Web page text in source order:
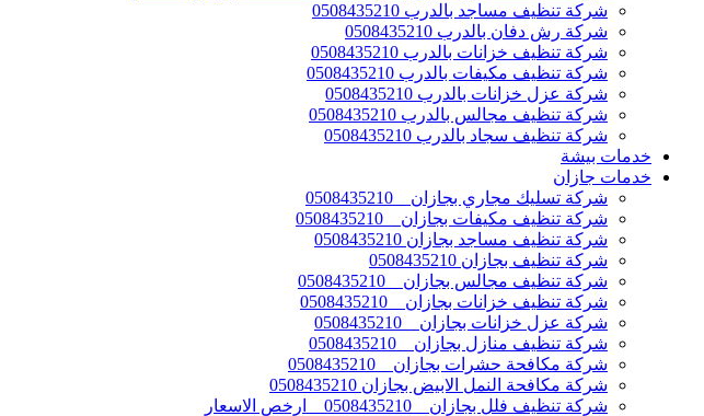
شركة تنظيف مساجد بالدرب 0508435210
شركة رش دفان بالدرب 0508435210
شركة تنظيف خزانات بالدرب 0508435210
شركة تنظيف مكيفات بالدرب 0508435210
شركة عزل خزانات بالدرب 0508435210
شركة تنظيف مجالس بالدرب 0508435210
شركة تنظيف سجاد بالدرب 0508435210
خدمات بيشة
خدمات جازان
شركة تسليك مجاري بجازان _ 0508435210
شركة تنظيف مكيفات بجازان _ 0508435210
شركة تنظيف مساجد بجازان 0508435210
شركة تنظيف بجازان 0508435210
شركة تنظيف مجالس بجازان _ 0508435210
شركة تنظيف خزانات بجازان _ 0508435210
شركة عزل خزانات بجازان _ 0508435210
شركة تنظيف منازل بجازان _ 0508435210
شركة مكافحة حشرات بجازان _ 0508435210
شركة مكافحة النمل الابيض بجازان 0508435210
شركة تنظيف فلل بجازان _ 0508435210 _ ارخص الاسعار